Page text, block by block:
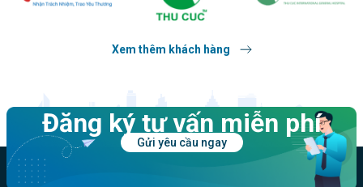
Xem thêm khách hàng
Đăng ký tư vấn miễn phí
Gửi yêu cầu ngay